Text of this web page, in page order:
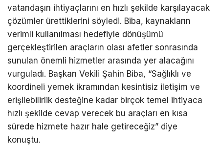
vatandaşın ihtiyaçlarını en hızlı şekilde karşılayacak
çözümler ürettiklerini söyledi. Biba, kaynakların
verimli kullanılması hedefiyle dönüşümü
gerçekleştirilen araçların olası afetler sonrasında
sunulan önemli hizmetler arasında yer alacağını
vurguladı. Başkan Vekili Şahin Biba, “Sağlıklı ve
koordineli yemek ikramından kesintisiz iletişim ve
erişilebilirlik desteğine kadar birçok temel ihtiyaca
hızlı şekilde cevap verecek bu araçları en kısa
sürede hizmete hazır hale getireceğiz” diye
konuştu.